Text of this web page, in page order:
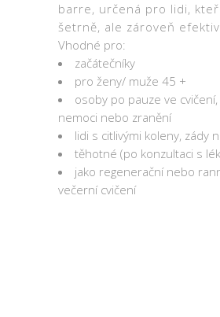
barre, určená pro lidi,
šetrně, ale zároveň
Vhodné pro:
začátečníky
pro ženy/ muže 45 +
osoby po pauze ve
nemoci nebo zranění
lidi s citlivými koleny, zády
těhotné (po konzultaci s
jako regenerační nebo
večerní cvičení